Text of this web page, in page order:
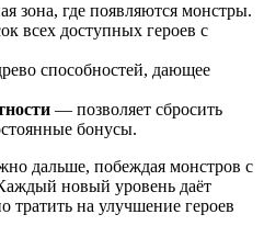
зона, где появляются монстры.
всех доступных героев с
способностей, дающее
— позволяет сбросить
бонусы.
дальше, побеждая монстров с
новый уровень даёт
тратить на улучшение героев